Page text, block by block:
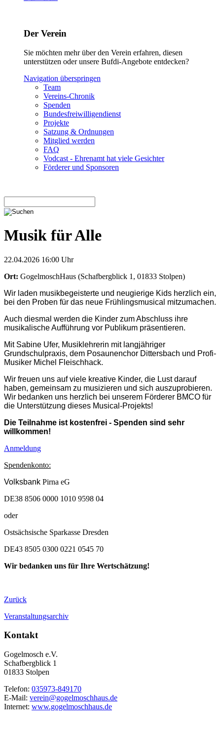
Der Verein
Sie möchten mehr über den Verein erfahren, diesen
unterstützen oder unsere Bufdi-Angebote entdecken?
Navigation überspringen
Team
Vereins-Chronik
Spenden
Bundesfreiwilligendienst
Projekte
Satzung & Ordnungen
Mitglied werden
FAQ
Vodcast - Ehrenamt hat viele Gesichter
Förderer und Sponsoren
Musik für Alle
22.04.2026 16:00 Uhr
Ort: GogelmoschHaus (Schafbergblick 1, 01833 Stolpen)
Wir laden musikbegeisterte und neugierige Kids herzlich ein,
bei den Proben für das neue Frühlingsmusical mitzumachen.
Auch diesmal werden die Kinder zum Abschluss ihre
musikalische Aufführung vor Publikum präsentieren.
Mit Sabine Ufer, Musiklehrerin mit langjähriger
Grundschulpraxis, dem Posaunenchor Dittersbach und Profi-
Musiker Michel Fleischhack.
Wir freuen uns auf viele kreative Kinder, die Lust darauf
haben, gemeinsam zu musizieren und sich auszuprobieren.
Wir bedanken uns herzlich bei unserem Förderer BMCO für
die Unterstützung dieses Musical-Projekts!
Die Teilnahme ist kostenfrei - Spenden sind sehr
willkommen!
Anmeldung
Spendenkonto:
Volksbank Pirna eG
DE38 8506 0000 1010 9598 04
oder
Ostsächsische Sparkasse Dresden
DE43 8505 0300 0221 0545 70
Wir bedanken uns für Ihre Wertschätzung!
Zurück
Veranstaltungsarchiv
Kontakt
Gogelmosch e.V.
Schafbergblick 1
01833 Stolpen
Telefon: 035973-849170
E-Mail: verein@gogelmoschhaus.de
Internet: www.gogelmoschhaus.de